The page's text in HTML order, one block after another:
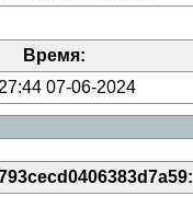
Время:
07-06-2024